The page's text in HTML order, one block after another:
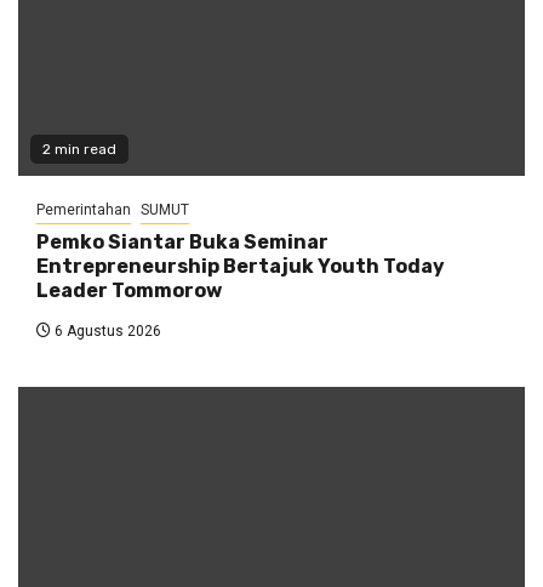
2 min read
Pemerintahan SUMUT
Pemko Siantar Buka Seminar
Entrepreneurship Bertajuk Youth Today
Leader Tommorow
6 Agustus 2026